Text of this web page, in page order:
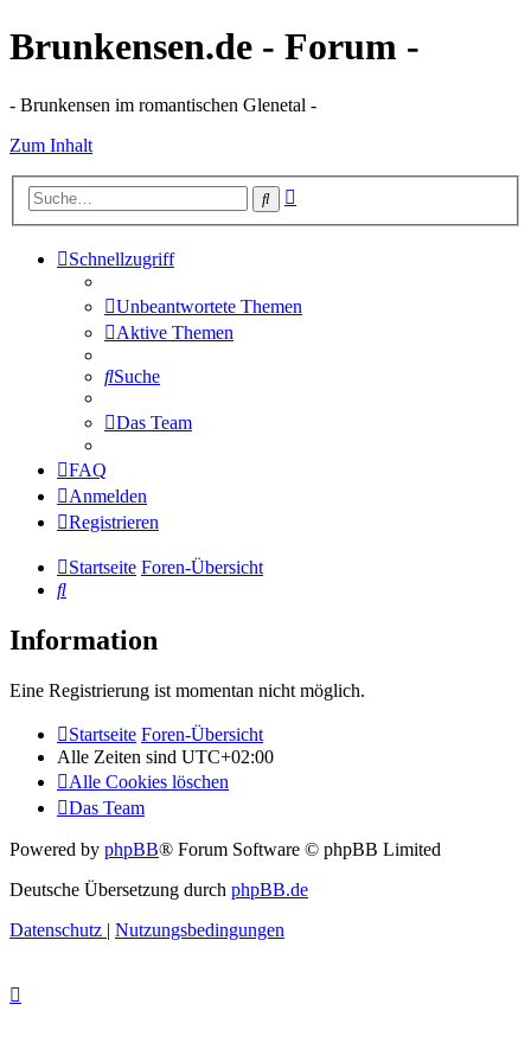
Brunkensen.de - Forum -
- Brunkensen im romantischen Glenetal -
Zum Inhalt
Suche
Schnellzugriff
Unbeantwortete Themen
Aktive Themen
Suche
Das Team
FAQ
Anmelden
Registrieren
Startseite Foren-Übersicht
Suche
Information
Eine Registrierung ist momentan nicht möglich.
Startseite Foren-Übersicht
Alle Zeiten sind UTC+02:00
Alle Cookies löschen
Das Team
Powered by phpBB® Forum Software © phpBB Limited
Deutsche Übersetzung durch phpBB.de
Datenschutz | Nutzungsbedingungen